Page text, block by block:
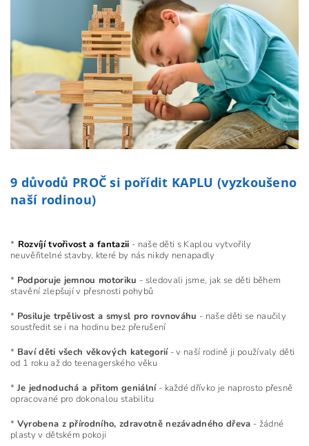
9 důvodů PROČ si pořídit KAPLU (vyzkoušeno
naší rodinou)
* Rozvíjí tvořivost a fantazii - naše děti s Kaplou vytvořily
neuvěřitelné stavby, které by nás nikdy nenapadly
* Podporuje jemnou motoriku - sledovali jsme, jak se děti během
stavění zlepšují v přesnosti pohybů
* Posiluje trpělivost a smysl pro rovnováhu - naše děti se naučily
soustředit se i na hodinu bez přerušení
* Baví děti všech věkových kategorií- v naší rodině ji používaly děti
od 1 roku až do teenagerského věku
* Je jednoduchá a přitom geniální- každé dřívko je naprosto přesně
opracované pro dokonalou stabilitu
* Vyrobena z přírodního, zdravotně nezávadného dřeva - žádné
plasty v dětském pokoji